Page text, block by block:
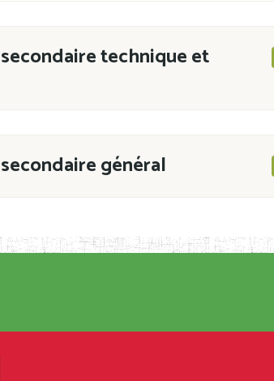
technique et
général
CAB du 21 mars 2011 portant ouverture
immatriculés et inscrits au